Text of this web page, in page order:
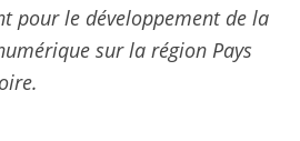
pour le développement de la
sur la région Pays